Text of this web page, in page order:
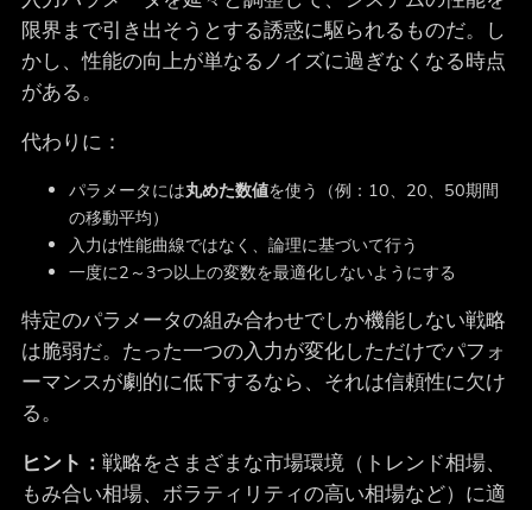
限界まで引き出そうとする誘惑に駆られるものだ。し
かし、性能の向上が単なるノイズに過ぎなくなる時点
がある。
代わりに：
パラメータには丸めた数値を使う（例：10、20、50期間
の移動平均）
入力は性能曲線ではなく、論理に基づいて行う
一度に2～3つ以上の変数を最適化しないようにする
特定のパラメータの組み合わせでしか機能しない戦略
は脆弱だ。たった一つの入力が変化しただけでパフォ
ーマンスが劇的に低下するなら、それは信頼性に欠け
る。
ヒント： 戦略をさまざまな市場環境（トレンド相場、
もみ合い相場、ボラティリティの高い相場など）に適